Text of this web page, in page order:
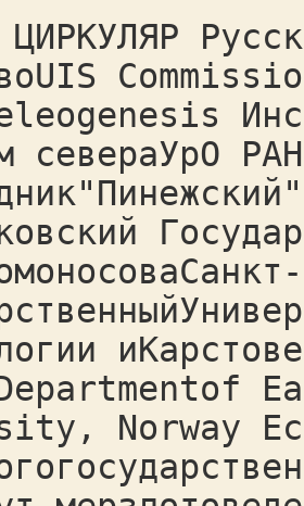
ЦИРКУЛЯР
севераУрО
Norway